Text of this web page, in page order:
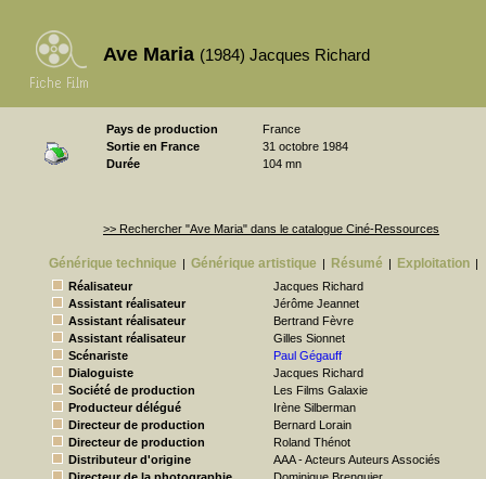
Ave Maria (1984) Jacques Richard
Pays de production
France
Sortie en France
31 octobre 1984
Durée
104 mn
>> Rechercher "Ave Maria" dans le catalogue Ciné-Ressources
Générique technique | Générique artistique | Résumé | Exploitation |
Réalisateur
Jacques Richard
Assistant réalisateur
Jérôme Jeannet
Assistant réalisateur
Bertrand Fèvre
Assistant réalisateur
Gilles Sionnet
Scénariste
Paul Gégauff
Dialoguiste
Jacques Richard
Société de production
Les Films Galaxie
Producteur délégué
Irène Silberman
Directeur de production
Bernard Lorain
Directeur de production
Roland Thénot
Distributeur d'origine
AAA - Acteurs Auteurs Associés